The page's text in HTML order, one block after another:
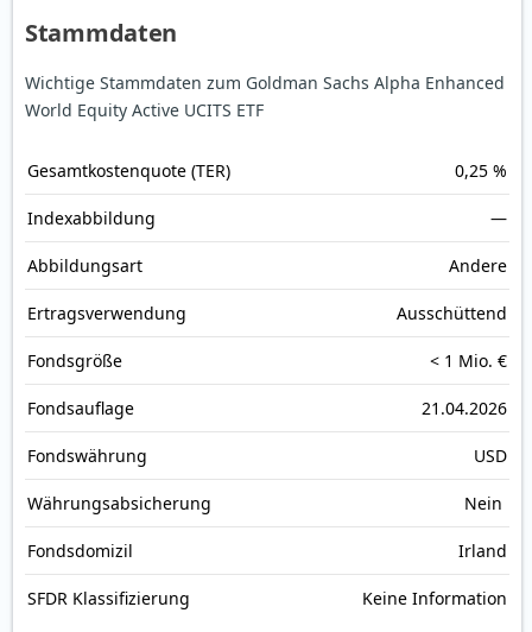
Stammdaten
Wichtige Stammdaten zum Goldman Sachs Alpha Enhanced
World Equity Active UCITS ETF
Gesamt­kosten­quote (TER) 0,25 %
Index­abbildung —
Abbildungs­art Andere
Ertrags­verwendung Ausschüttend
Fonds­größe < 1 Mio. €
Fonds­auflage 21.04.2026
Fonds­währung USD
Währungsabsicherung Nein
Fondsdomizil Irland
SFDR Klassifizierung Keine Information